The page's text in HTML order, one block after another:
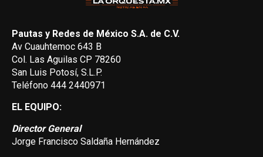
Pautas y Redes de México S.A. de C.V.
Av Cuauhtemoc 643 B
Col. Las Aguilas CP 78260
San Luis Potosí, S.L.P.
Teléfono 444 2440971
EL EQUIPO:
Director General
Jorge Francisco Saldaña Hernández